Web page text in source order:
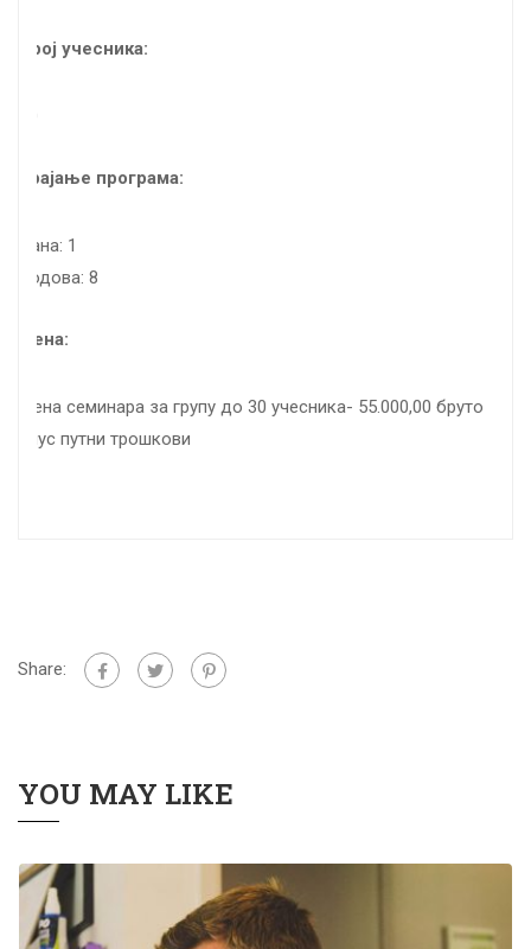
Број учесника:
Трајање програма:
дана: 1
бодова: 8
Цена:
Цена семинара за групу до 30 учесника- 55.000,00 бруто
плус путни трошкови
Share:
YOU MAY LIKE